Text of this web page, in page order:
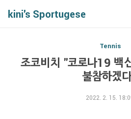
kini's Sportugese
Tennis
조코비치 "코로나19 백
불참하겠
2022. 2. 15.